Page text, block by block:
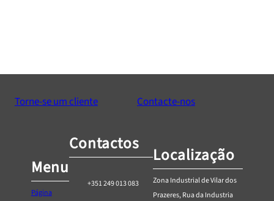
Torne-se um cliente Contacte-nos
Menu
Página
Contactos
+351 249 013 083
Localização
Zona Industrial de Vilar dos
Prazeres, Rua da Industria